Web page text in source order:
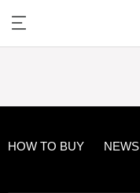
HOW TO BUY NEWS